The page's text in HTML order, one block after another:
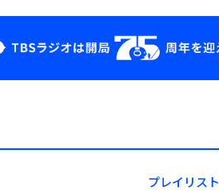
YouTube
会社情報プレイリスト